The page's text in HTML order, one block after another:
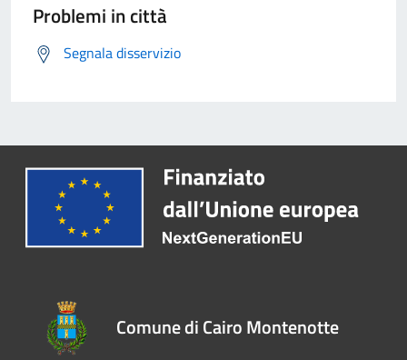
Problemi in città
Segnala disservizio
Comune di Cairo Montenotte